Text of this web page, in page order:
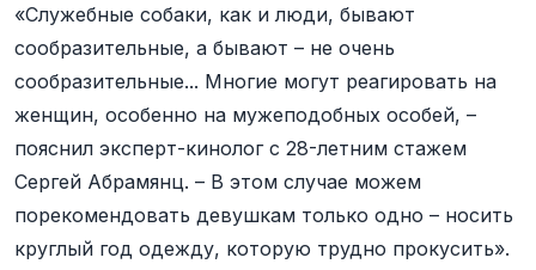
«Служебные собаки, как и люди, бывают
сообразительные, а бывают – не очень
сообразительные... Многие могут реагировать на
женщин, особенно на мужеподобных особей, –
пояснил эксперт-кинолог с 28-летним стажем
Сергей Абрамянц. – В этом случае можем
порекомендовать девушкам только одно – носить
круглый год одежду, которую трудно прокусить».